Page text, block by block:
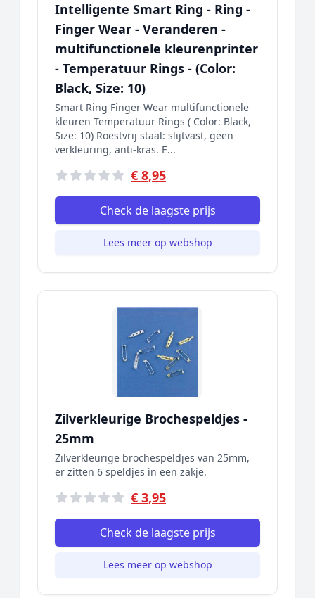
Intelligente Smart Ring - Ring -
Finger Wear - Veranderen -
multifunctionele kleurenprinter
- Temperatuur Rings - (Color:
Black, Size: 10)
Smart Ring Finger Wear multifunctionele
kleuren Temperatuur Rings ( Color: Black,
Size: 10) Roestvrij staal: slijtvast, geen
verkleuring, anti-kras. E...
€ 8,95
Check de laagste prijs
Lees meer op webshop
Zilverkleurige Brochespeldjes -
25mm
Zilverkleurige brochespeldjes van 25mm,
er zitten 6 speldjes in een zakje.
€ 3,95
Check de laagste prijs
Lees meer op webshop